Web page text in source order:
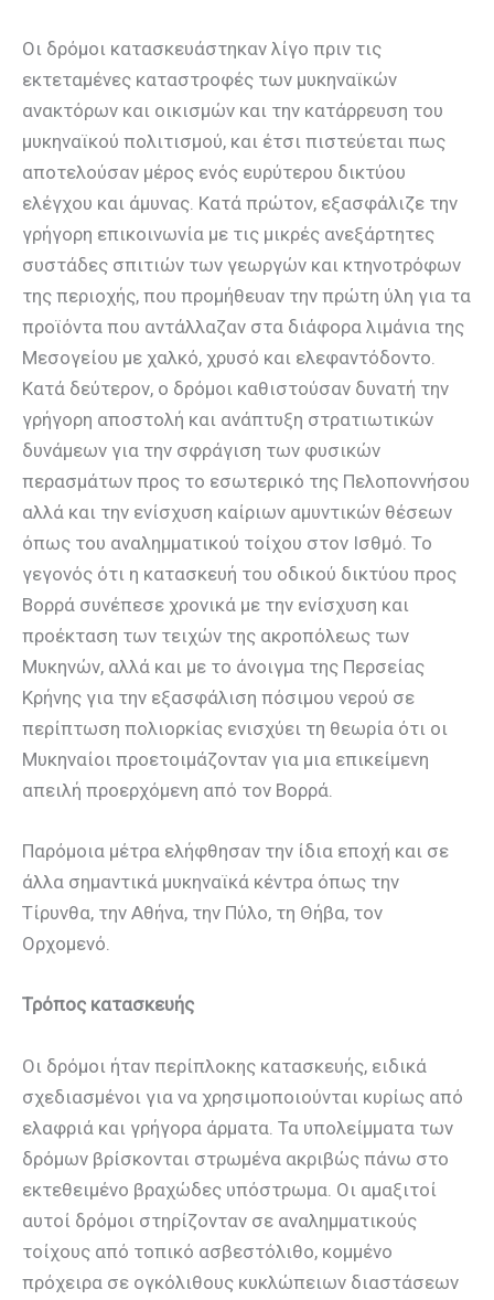
Οι δρόμοι κατασκευάστηκαν λίγο πριν τις
εκτεταμένες καταστροφές των μυκηναϊκών
ανακτόρων και οικισμών και την κατάρρευση του
μυκηναϊκού πολιτισμού, και έτσι πιστεύεται πως
αποτελούσαν μέρος ενός ευρύτερου δικτύου
ελέγχου και άμυνας. Κατά πρώτον, εξασφάλιζε την
γρήγορη επικοινωνία με τις μικρές ανεξάρτητες
συστάδες σπιτιών των γεωργών και κτηνοτρόφων
της περιοχής, που προμήθευαν την πρώτη ύλη για τα
προϊόντα που αντάλλαζαν στα διάφορα λιμάνια της
Μεσογείου με χαλκό, χρυσό και ελεφαντόδοντο.
Κατά δεύτερον, ο δρόμοι καθιστούσαν δυνατή την
γρήγορη αποστολή και ανάπτυξη στρατιωτικών
δυνάμεων για την σφράγιση των φυσικών
περασμάτων προς το εσωτερικό της Πελοποννήσου
αλλά και την ενίσχυση καίριων αμυντικών θέσεων
όπως του αναλημματικού τοίχου στον Ισθμό. Το
γεγονός ότι η κατασκευή του οδικού δικτύου προς
Βορρά συνέπεσε χρονικά με την ενίσχυση και
προέκταση των τειχών της ακροπόλεως των
Μυκηνών, αλλά και με το άνοιγμα της Περσείας
Κρήνης για την εξασφάλιση πόσιμου νερού σε
περίπτωση πολιορκίας ενισχύει τη θεωρία ότι οι
Μυκηναίοι προετοιμάζονταν για μια επικείμενη
απειλή προερχόμενη από τον Βορρά.
Παρόμοια μέτρα ελήφθησαν την ίδια εποχή και σε
άλλα σημαντικά μυκηναϊκά κέντρα όπως την
Τίρυνθα, την Αθήνα, την Πύλο, τη Θήβα, τον
Ορχομενό.
Τρόπος κατασκευής
Οι δρόμοι ήταν περίπλοκης κατασκευής, ειδικά
σχεδιασμένοι για να χρησιμοποιούνται κυρίως από
ελαφριά και γρήγορα άρματα. Τα υπολείμματα των
δρόμων βρίσκονται στρωμένα ακριβώς πάνω στο
εκτεθειμένο βραχώδες υπόστρωμα. Οι αμαξιτοί
αυτοί δρόμοι στηρίζονταν σε αναλημματικούς
τοίχους από τοπικό ασβεστόλιθο, κομμένο
πρόχειρα σε ογκόλιθους κυκλώπειων διαστάσεων